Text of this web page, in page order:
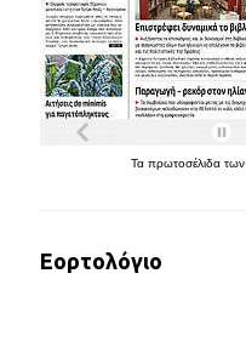
Τα πρωτοσέλιδα των
Εορτολόγιο